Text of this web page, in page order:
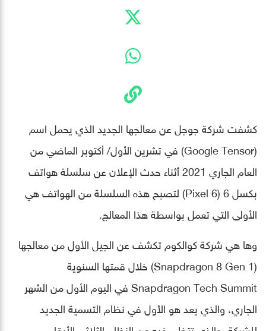
كشفت شركة جوجل عن معالجها الجديد الذي يحمل اسم
(Google Tensor) في تشرين الأول/ أكتوبر الماضي من
العام الجاري 2021 أثناء حدث الإعلان عن سلسلة هواتف
بكسل 6 (Pixel 6) لتصبح هذه السلسلة من الهواتف هي
الأولى التي تعمل بواسطة هذا المعالج.
وها هي شركة كوالكوم تكشف عن الجيل الأول من معالجها
(Snapdragon 8 Gen 1) خلال قمتها السنوية
Snapdragon Tech Summit في اليوم الأول من الشهر
الجاري، والذي يعد هو الأول في نظام التسمية الجديد